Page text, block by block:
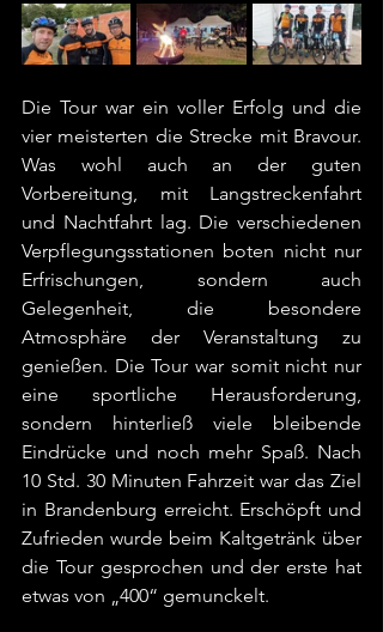
Die Tour war ein voller Erfolg und die
vier meisterten die Strecke mit Bravour.
Was wohl auch an der guten
Vorbereitung, mit Langstreckenfahrt
und Nachtfahrt lag. Die verschiedenen
Verpflegungsstationen boten nicht nur
Erfrischungen, sondern auch
Gelegenheit, die besondere
Atmosphäre der Veranstaltung zu
genießen. Die Tour war somit nicht nur
eine sportliche Herausforderung,
sondern hinterließ viele bleibende
Eindrücke und noch mehr Spaß. Nach
10 Std. 30 Minuten Fahrzeit war das Ziel
in Brandenburg erreicht. Erschöpft und
Zufrieden wurde beim Kaltgetränk über
die Tour gesprochen und der erste hat
etwas von „400“ gemunckelt.